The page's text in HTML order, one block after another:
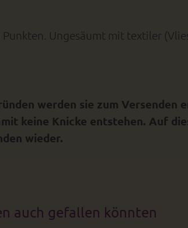
Ungesäumt mit textiler
werden sie zum
keine Knicke entstehen. Auf
wieder.
auch gefallen könnten